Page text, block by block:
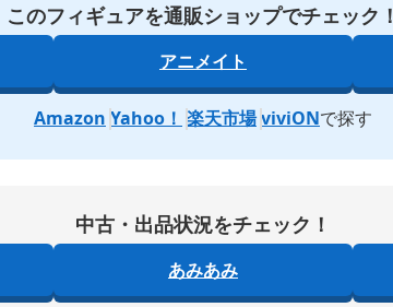
このフィギュアを通販ショップでチェック！
アニメイト
Amazon Yahoo！ 楽天市場 viviONで探す
中古・出品状況をチェック！
あみあみ